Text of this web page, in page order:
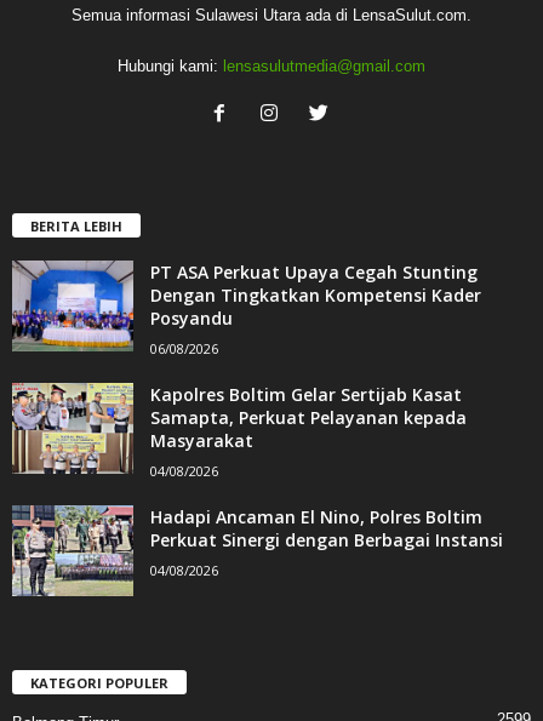
Semua informasi Sulawesi Utara ada di LensaSulut.com.
Hubungi kami: lensasulutmedia@gmail.com
BERITA LEBIH
PT ASA Perkuat Upaya Cegah Stunting
Dengan Tingkatkan Kompetensi Kader
Posyandu
06/08/2026
Kapolres Boltim Gelar Sertijab Kasat
Samapta, Perkuat Pelayanan kepada
Masyarakat
04/08/2026
Hadapi Ancaman El Nino, Polres Boltim
Perkuat Sinergi dengan Berbagai Instansi
04/08/2026
KATEGORI POPULER